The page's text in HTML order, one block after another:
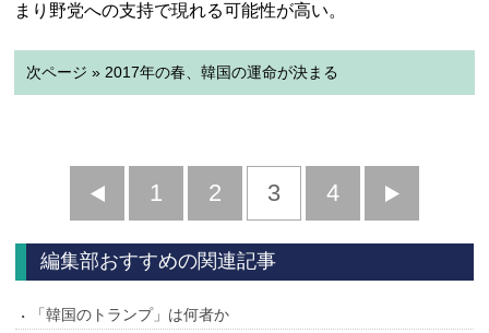
まり野党への支持で現れる可能性が高い。
次ページ » 2017年の春、韓国の運命が決まる
前
へ
1 2 3 4
へ
編集部おすすめの関連記事
「韓国のトランプ」は何者か